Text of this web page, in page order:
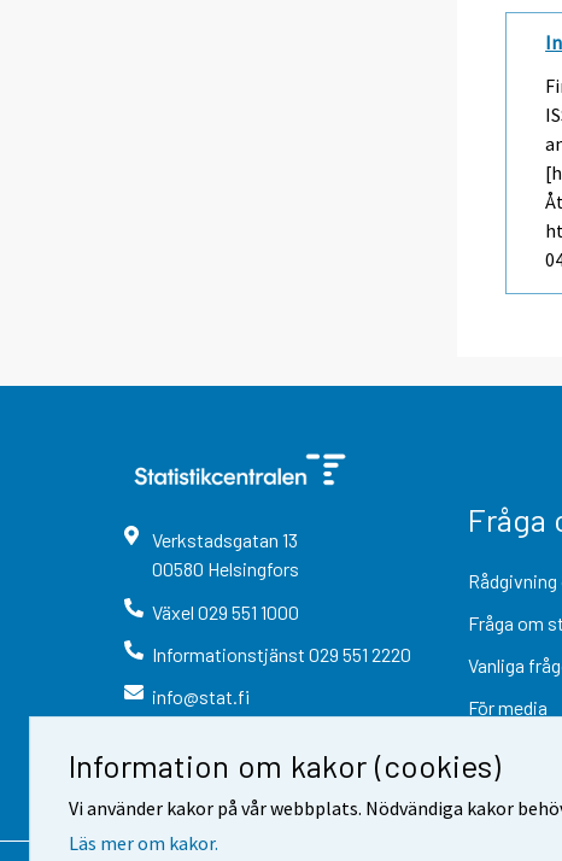
Information om kakor (cookies)
Vi använder kakor på vår webbplats. Nödvändiga kakor
Läs mer om kakor.
Verkstadsgatan 13
00580 Helsingfors
Växel 029 551 1000
Informationstjänst 029 551 2220
info@stat.fi
Fråga
Fråga om
Vanliga
För media